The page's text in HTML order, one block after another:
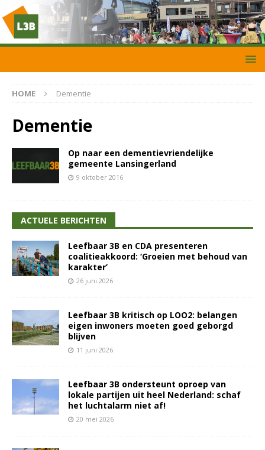
HOME Dementie
Dementie
Op naar een dementievriendelijke
gemeente Lansingerland
9 oktober 2016
ACTUELE BERICHTEN
Leefbaar 3B en CDA presenteren
coalitieakkoord: ‘Groeien met behoud van
karakter’
26 juni 2026
Leefbaar 3B kritisch op LOO2: belangen
eigen inwoners moeten goed geborgd
blijven
11 juni 2026
Leefbaar 3B ondersteunt oproep van
lokale partijen uit heel Nederland: schaf
het luchtalarm niet af!
20 mei 2026